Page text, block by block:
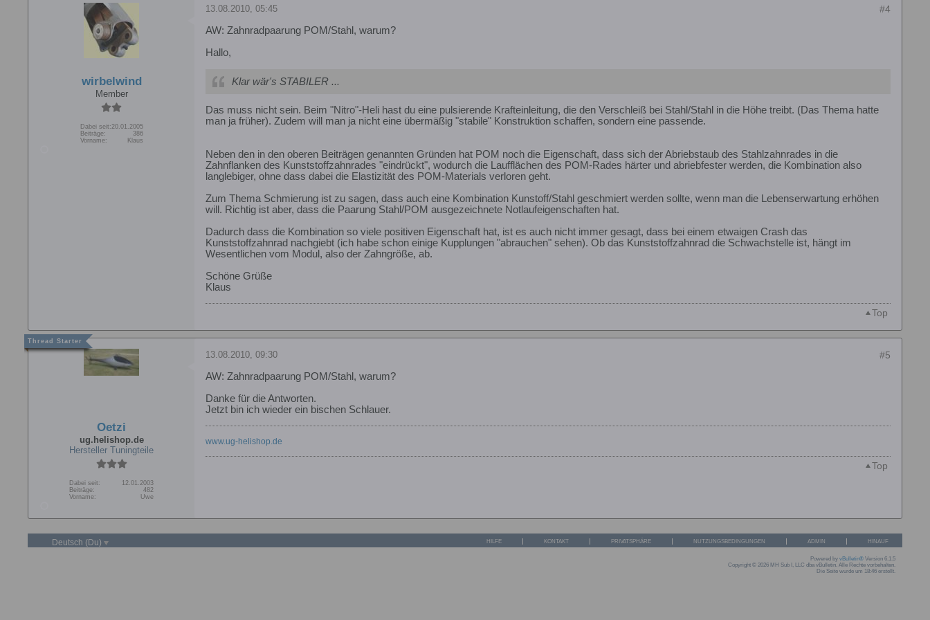
wirbelwind
Member
Dabei seit: 20.01.2005
Beiträge:
386
Vorname:
Klaus
#4
13.08.2010, 05:45
AW: Zahnradpaarung POM/Stahl, warum?
Hallo,
Klar wär's STABILER ...
Das muss nicht sein. Beim "Nitro"-Heli hast du eine pulsierende Krafteinleitung, die den Verschleiß bei Stahl/Stahl in die Höhe treibt. (Das Thema hatte
man ja früher). Zudem will man ja nicht eine übermäßig "stabile" Konstruktion schaffen, sondern eine passende.
Neben den in den oberen Beiträgen genannten Gründen hat POM noch die Eigenschaft, dass sich der Abriebstaub des Stahlzahnrades in die
Zahnflanken des Kunststoffzahnrades "eindrückt", wodurch die Laufflächen des POM-Rades härter und abriebfester werden, die Kombination also
langlebiger, ohne dass dabei die Elastizität des POM-Materials verloren geht.
Zum Thema Schmierung ist zu sagen, dass auch eine Kombination Kunstoff/Stahl geschmiert werden sollte, wenn man die Lebenserwartung erhöhen
will. Richtig ist aber, dass die Paarung Stahl/POM ausgezeichnete Notlaufeigenschaften hat.
Dadurch dass die Kombination so viele positiven Eigenschaft hat, ist es auch nicht immer gesagt, dass bei einem etwaigen Crash das
Kunststoffzahnrad nachgiebt (ich habe schon einige Kupplungen "abrauchen" sehen). Ob das Kunststoffzahnrad die Schwachstelle ist, hängt im
Wesentlichen vom Modul, also der Zahngröße, ab.
Schöne Grüße
Klaus
Top
Oetzi
ug.helishop.de
Hersteller Tuningteile
Dabei seit:
12.01.2003
Beiträge:
482
Vorname:
Uwe
#5
13.08.2010, 09:30
AW: Zahnradpaarung POM/Stahl, warum?
Danke für die Antworten.
Jetzt bin ich wieder ein bischen Schlauer.
www.ug-helishop.de
Top
Deutsch (Du) HILFE KONTAKT PRIVATSPHÄRE NUTZUNGSBEDINGUNGEN ADMIN HINAUF
Powered by vBulletin® Version 6.1.5
Copyright © 2026 MH Sub I, LLC dba vBulletin. Alle Rechte vorbehalten.
Die Seite wurde um 18:46 erstellt.